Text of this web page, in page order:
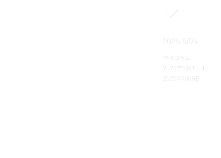
◆
2026 6/06
葬儀コラム
2026年2月13日
2026年6月6日